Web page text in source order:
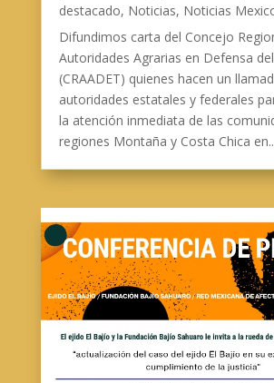
destacado, Noticias, Noticias
Difundimos carta del Concejo
Autoridades Agrarias en Defensa
(CRAADET) quienes hacen un
autoridades estatales y federales
la atención inmediata de las
regiones Montaña y Costa Chica